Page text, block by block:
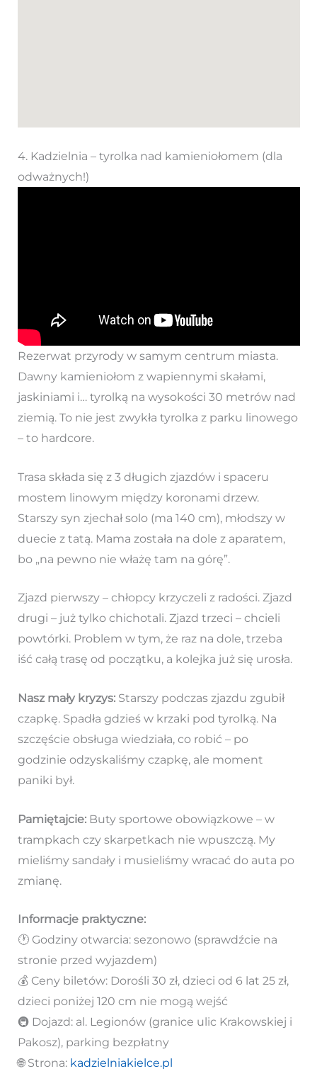
4. Kadzielnia – tyrolka nad kamieniołomem (dla
odważnych!)
Rezerwat przyrody w samym centrum miasta.
Dawny kamieniołom z wapiennymi skałami,
jaskiniami i… tyrolką na wysokości 30 metrów nad
ziemią. To nie jest zwykła tyrolka z parku linowego
– to hardcore.
Trasa składa się z 3 długich zjazdów i spaceru
mostem linowym między koronami drzew.
Starszy syn zjechał solo (ma 140 cm), młodszy w
duecie z tatą. Mama została na dole z aparatem,
bo „na pewno nie włażę tam na górę”.
Zjazd pierwszy – chłopcy krzyczeli z radości. Zjazd
drugi – już tylko chichotali. Zjazd trzeci – chcieli
powtórki. Problem w tym, że raz na dole, trzeba
iść całą trasę od początku, a kolejka już się urosła.
Nasz mały kryzys:Starszy podczas zjazdu zgubił
czapkę. Spadła gdzieś w krzaki pod tyrolką. Na
szczęście obsługa wiedziała, co robić – po
godzinie odzyskaliśmy czapkę, ale moment
paniki był.
Pamiętajcie:Buty sportowe obowiązkowe – w
trampkach czy skarpetkach nie wpuszczą. My
mieliśmy sandały i musieliśmy wracać do auta po
zmianę.
Informacje praktyczne:
🕐 Godziny otwarcia: sezonowo (sprawdźcie na
stronie przed wyjazdem)
💰 Ceny biletów: Dorośli 30 zł, dzieci od 6 lat 25 zł,
dzieci poniżej 120 cm nie mogą wejść
🚇 Dojazd: al. Legionów (granice ulic Krakowskiej i
Pakosz), parking bezpłatny
🌐 Strona: kadzielniakielce.pl